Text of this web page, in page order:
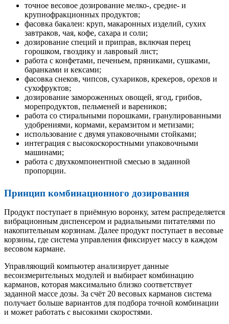
точное весовое дозирование мелко-, средне- и
крупнофракционных продуктов;
фасовка бакалеи: круп, макаронных изделий, сухих
завтраков, чая, кофе, сахара и соли;
дозирование специй и приправ, включая перец
горошком, гвоздику и лавровый лист;
работа с конфетами, печеньем, пряниками, сушками,
баранками и кексами;
фасовка снеков, чипсов, сухариков, крекеров, орехов и
сухофруктов;
дозирование замороженных овощей, ягод, грибов,
морепродуктов, пельменей и вареников;
работа со стиральными порошками, гранулированными
удобрениями, кормами, керамзитом и метизами;
использование с двумя упаковочными стойками;
интеграция с высокоскоростными упаковочными
машинами;
работа с двухкомпонентной смесью в заданной
пропорции.
Принцип комбинационного дозирования
Продукт поступает в приёмную воронку, затем распределяется
вибрационным диспенсером и радиальными питателями по
накопительным корзинам. Далее продукт поступает в весовые
корзины, где система управления фиксирует массу в каждом
весовом кармане.
Управляющий компьютер анализирует данные
весоизмерительных модулей и выбирает комбинацию
карманов, которая максимально близко соответствует
заданной массе дозы. За счёт 20 весовых карманов система
получает больше вариантов для подбора точной комбинации
и может работать с высокими скоростями.